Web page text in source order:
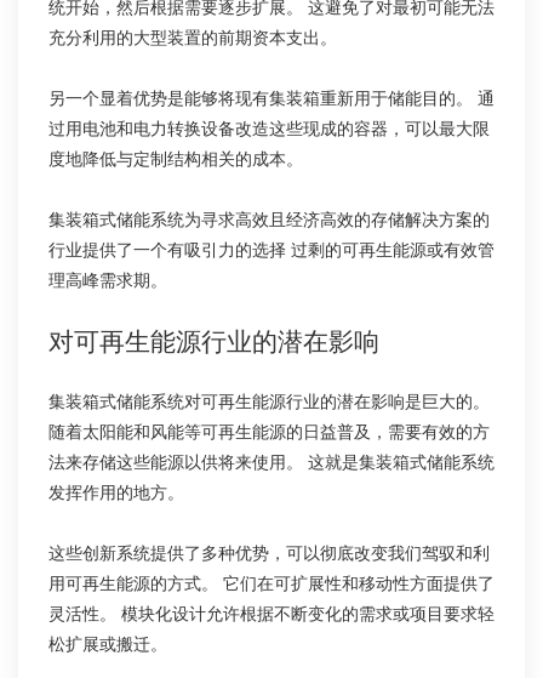
统开始，然后根据需要逐步扩展。 这避免了对最初可能无法
充分利用的大型装置的前期资本支出。
另一个显着优势是能够将现有集装箱重新用于储能目的。 通
过用电池和电力转换设备改造这些现成的容器，可以最大限
度地降低与定制结构相关的成本。
集装箱式储能系统为寻求高效且经济高效的存储解决方案的
行业提供了一个有吸引力的选择 过剩的可再生能源或有效管
理高峰需求期。
对可再生能源行业的潜在影响
集装箱式储能系统对可再生能源行业的潜在影响是巨大的。
随着太阳能和风能等可再生能源的日益普及，需要有效的方
法来存储这些能源以供将来使用。 这就是集装箱式储能系统
发挥作用的地方。
这些创新系统提供了多种优势，可以彻底改变我们驾驭和利
用可再生能源的方式。 它们在可扩展性和移动性方面提供了
灵活性。 模块化设计允许根据不断变化的需求或项目要求轻
松扩展或搬迁。